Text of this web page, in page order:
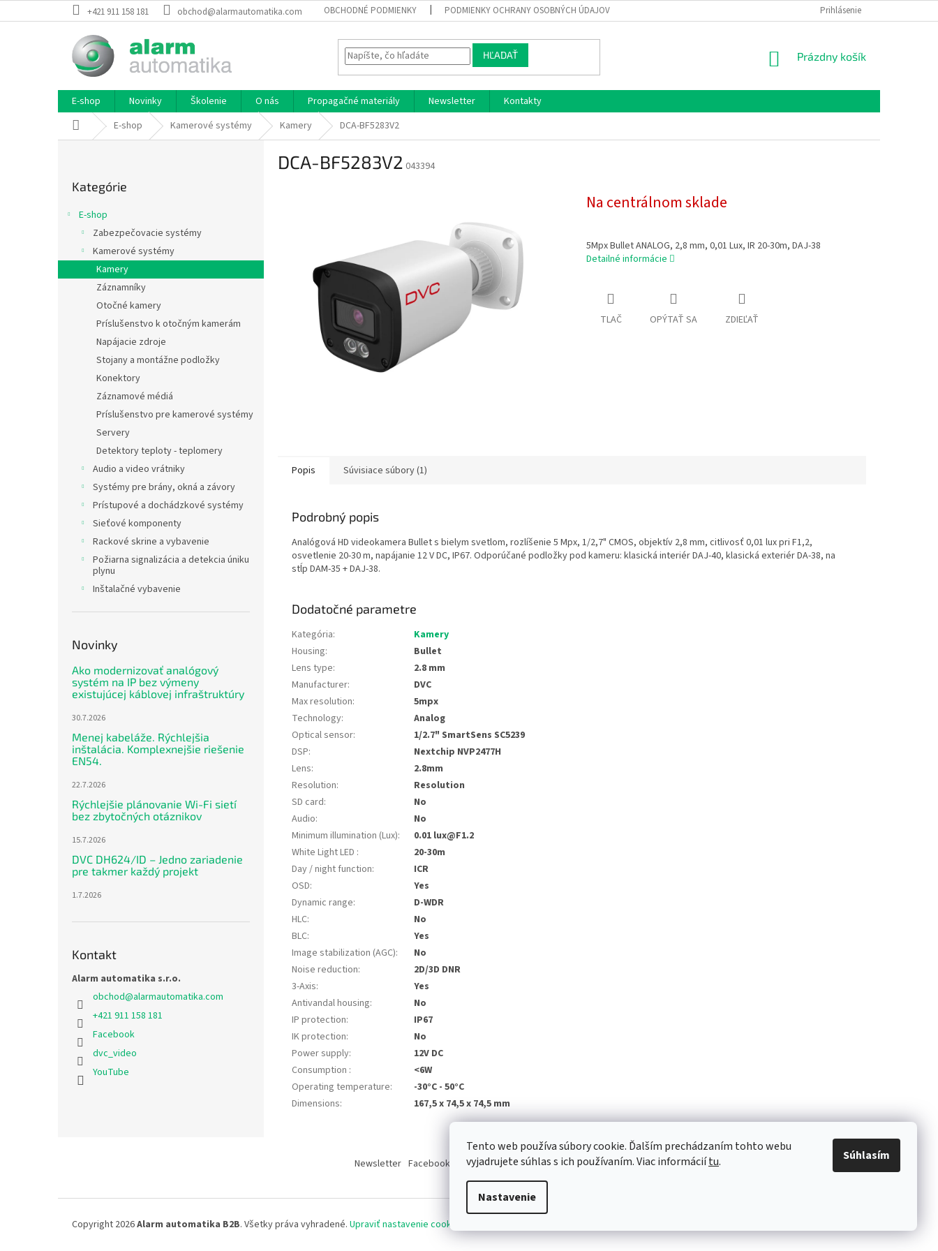
Tento web používa súbory cookie. Ďalším prechádzaním tohto webu
vyjadrujete súhlas s ich používaním. Viac informáciítu.
Nastavenie
Súhlasím
na
+421 911 158 181 obchod@alarmautomatika.com OBCHODNÉ PODMIENKY PODMIENKY OCHRANY OSOBNÝCH ÚDAJOV Prihlásenie
HĽADAŤ
NÁKUPNÝ
Prázdny košík
E-shop Novinky Školenie O nás Propagačné materiály Newsletter
Kontakty
DomovE-shop Kamerové systémy Kamery DCA-BF5283V2
kategórie
Kategórie
E-shop
Zabezpečovacie systémy
Kamerové systémy
Kamery
Záznamníky
Otočné kamery
Príslušenstvo k otočným kamerám
Napájacie zdroje
Stojany a montážne podložky
Konektory
Záznamové médiá
Príslušenstvo pre kamerové systémy
Servery
Detektory teploty - teplomery
Audio a video vrátniky
Systémy pre brány, okná a závory
Prístupové a dochádzkové systémy
Sieťové komponenty
Rackové skrine a vybavenie
Požiarna signalizácia a detekcia úniku
plynu
Inštalačné vybavenie
Novinky
Ako modernizovať analógový
systém na IP bez výmeny
existujúcej káblovej infraštruktúry
30.7.2026
Menej kabeláže. Rýchlejšia
inštalácia. Komplexnejšie riešenie
EN54.
22.7.2026
Rýchlejšie plánovanie Wi-Fi sietí
bez zbytočných otáznikov
15.7.2026
DVC DH624/ID – Jedno zariadenie
pre takmer každý projekt
1.7.2026
Kontakt
Alarm automatika s.r.o.
obchod@alarmautomatika.com
+421 911 158 181
Facebook
dvc_video
YouTube
DCA-BF5283V2 043394
Na centrálnom sklade
5Mpx Bullet ANALOG, 2,8 mm, 0,01 Lux, IR 20-30m, DAJ-38
Detailné informácie
TLAČ OPÝTAŤ SA ZDIEĽAŤ
Popis Súvisiace súbory (1)
Podrobný popis
Analógová HD videokamera Bullet s bielym svetlom, rozlíšenie 5 Mpx, 1/2,7" CMOS, objektív 2,8 mm, citlivosť 0,01 lux pri F1,2,
osvetlenie 20-30 m, napájanie 12 V DC, IP67. Odporúčané podložky pod kameru: klasická interiér DAJ-40, klasická exteriér DA-38, na
stĺp DAM-35 + DAJ-38.
Dodatočné parametre
Kategória:
Kamery
Housing:
Bullet
Lens type:
2.8 mm
Manufacturer:
DVC
Max resolution:
5mpx
Technology:
Analog
Optical sensor:
1/2.7" SmartSens SC5239
DSP:
Nextchip NVP2477H
Lens:
2.8mm
Resolution:
Resolution
SD card:
No
Audio:
No
Minimum illumination (Lux):
0.01 lux@F1.2
White Light LED :
20-30m
Day / night function:
ICR
OSD:
Yes
Dynamic range:
D-WDR
HLC:
No
BLC:
Yes
Image stabilization (AGC):
No
Noise reduction:
2D/3D DNR
3-Axis:
Yes
Antivandal housing:
No
IP protection:
IP67
IK protection:
No
Power supply:
12V DC
Consumption :
<6W
Operating temperature:
-30°C - 50°C
Dimensions: 167,5 x 74,5 x 74,5 mm
Newsletter Facebook LinkedIn Instagram YouTube
Copyright 2026Alarm automatika B2B. Všetky práva vyhradené. Upraviť nastavenie cookies